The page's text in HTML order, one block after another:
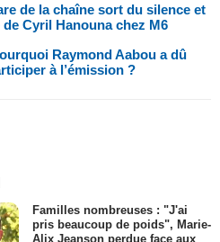
de la chaîne sort du silence et
Cyril Hanouna chez M6
Raymond Aabou a dû
à l’émission ?
Familles nombreuses : "J'ai
pris beaucoup de poids", Marie-